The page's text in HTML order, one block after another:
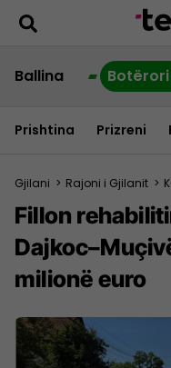
Ballina
Prishtina Prizreni
Gjilani > Rajoni i Gjilanit >
Fillon
milionë euro